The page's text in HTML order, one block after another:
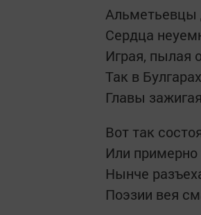
Альметьевцы
Сердца
Играя, пылая
Так в
Главы
Вот так
Или примерно
Нынче
Поэзии вея